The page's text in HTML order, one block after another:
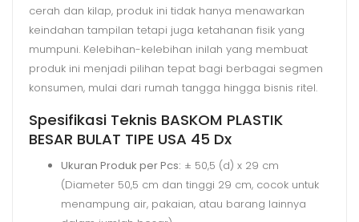
cerah dan kilap, produk ini tidak hanya menawarkan
keindahan tampilan tetapi juga ketahanan fisik yang
mumpuni. Kelebihan-kelebihan inilah yang membuat
produk ini menjadi pilihan tepat bagi berbagai segmen
konsumen, mulai dari rumah tangga hingga bisnis ritel.
Spesifikasi Teknis BASKOM PLASTIK
BESAR BULAT TIPE USA 45 Dx
Ukuran Produk per Pcs: ± 50,5 (d) x 29 cm
(Diameter 50,5 cm dan tinggi 29 cm, cocok untuk
menampung air, pakaian, atau barang lainnya